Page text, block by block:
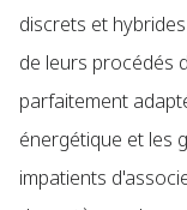
discrets et
de leurs procédés
parfaitement
énergétique et les
impatients